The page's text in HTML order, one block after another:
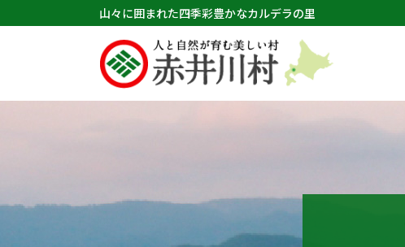
山々に囲まれた四季彩豊かなカルデラの里